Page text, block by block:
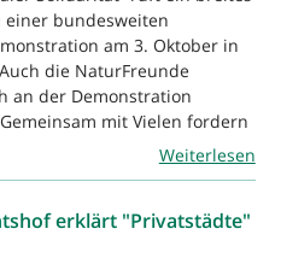
einer bundesweiten
am 3. Oktober in
die NaturFreunde
an der Demonstration
mit Vielen fordern
Weiterlesen
erklärt "Privatstädte"